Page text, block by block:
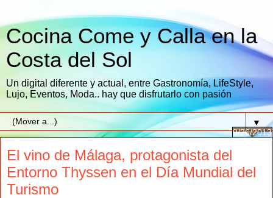
Cocina Come y Calla en la
Costa del Sol
Un digital diferente y actual, entre Gastronomía, LifeStyle,
Lujo, Eventos, Moda.. hay que disfrutarlo con pasión
▼
9/26/2013
El vino de Málaga, protagonista del
Entorno Thyssen en el Día Mundial del
Turismo